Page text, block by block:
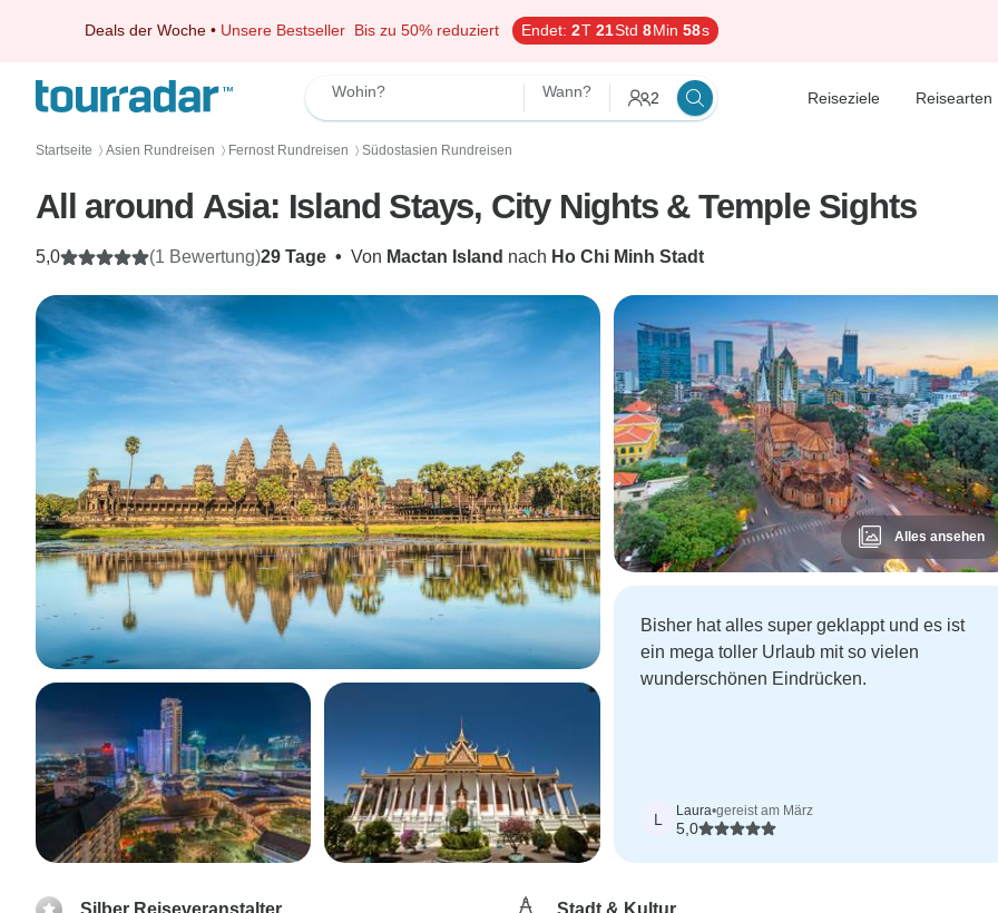
Deals der Woche • Unsere Bestseller Bis zu 50% reduziert Endet: 2T 21Std 8Min 57s
Wohin? Wann? 2 Reiseziele Reisearten
Startseite 〉 Asien Rundreisen 〉 Fernost Rundreisen 〉 Südostasien Rundreisen
All around Asia: Island Stays, City Nights & Temple Sights
29 Tage • Von Mactan Island nach Ho Chi Minh Stadt
5,0 (1 Bewertung)
Alles ansehen
Bisher hat alles super geklappt und es ist
ein mega toller Urlaub mit so vielen
wunderschönen Eindrücken.
L Laura•gereist am März
5,0
Silber Reiseveranstalter Stadt & Kultur